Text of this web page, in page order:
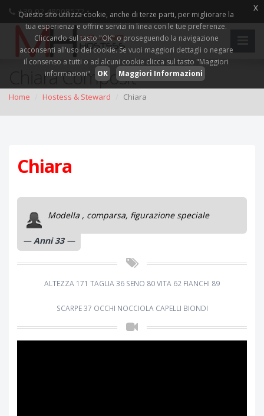
+39 02 48008572 •
Chiara Composit
Home Hostess & Steward Chiara
Chiara
Modella , comparsa, figurazione speciale
Anni 33
ALTEZZA 171 TAGLIA 36 SENO 80 VITA 62 FIANCHI 89
SCARPE 37 OCCHI NOCCIOLA CAPELLI BIONDI
Questo sito utilizza cookie, anche di terze parti, per migliorare la
tua esperienza e offrire servizi in linea con le tue preferenze.
Cliccando sul tasto "OK" o proseguendo la navigazione
acconsenti all'uso dei cookie. Se vuoi maggiori dettagli o negare
il consenso a tutti o ad alcuni cookie clicca sul tasto "Maggiori
informazioni".
OK Maggiori Informazioni
x